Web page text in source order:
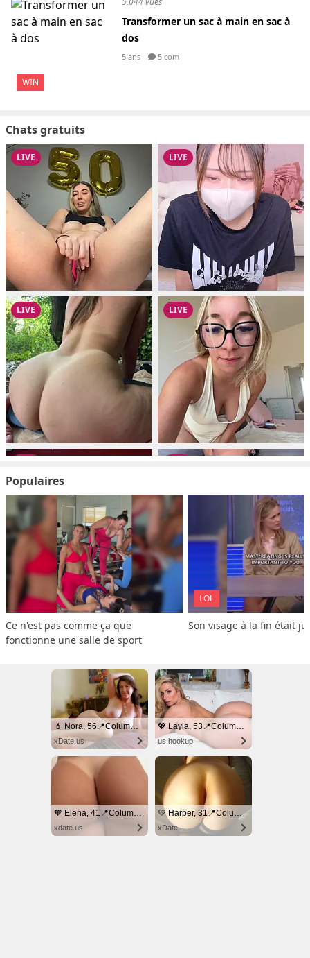
WIN
Transformer un sac à main en sac à
dos
5 ans 5 com
Chats gratuits
Populaires
Ce n'est pas comme ça que
fonctionne une salle de sport
LOL
Son visage à la fin était